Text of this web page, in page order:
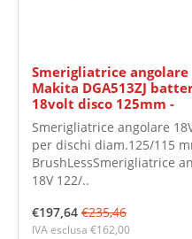
Smerigliatrice angolare
Makita DGA513ZJ
18volt disco 125mm -
Smerigliatrice angolare
per dischi diam.125/115
BrushLessSmerigliatrice
18V 122/..
€197,64 €235,46
IVA esclusa €162,00